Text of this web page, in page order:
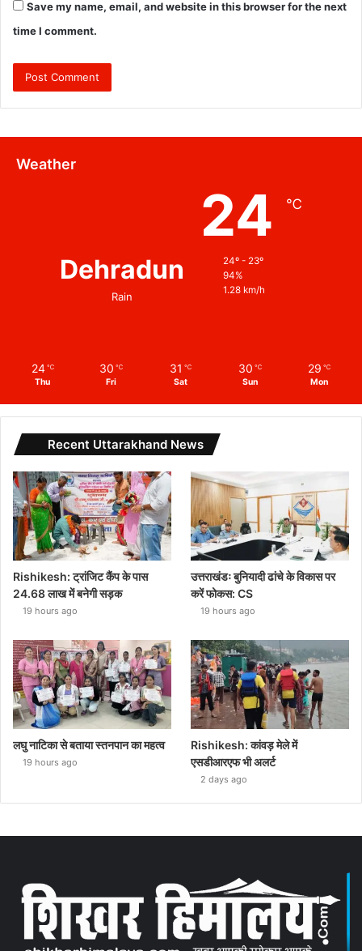
Save my name, email, and website in this browser for the next
time I comment.
Weather
Dehradun
Rain
24 ℃
24º - 23º
94%
1.28 km/h
24 ℃
Thu
30 ℃
Fri
31 ℃
Sat
30 ℃
Sun
29 ℃
Mon
Recent Uttarakhand News
Rishikesh: ट्रांजिट कैंप के पास
24.68 लाख में बनेगी सड़क
19 hours ago
उत्तराखंडः बुनियादी ढांचे के विकास पर
करें फोकस: CS
19 hours ago
लघु नाटिका से बताया स्तनपान का महत्व
19 hours ago
Rishikesh: कांवड़ मेले में
एसडीआरएफ भी अलर्ट
2 days ago